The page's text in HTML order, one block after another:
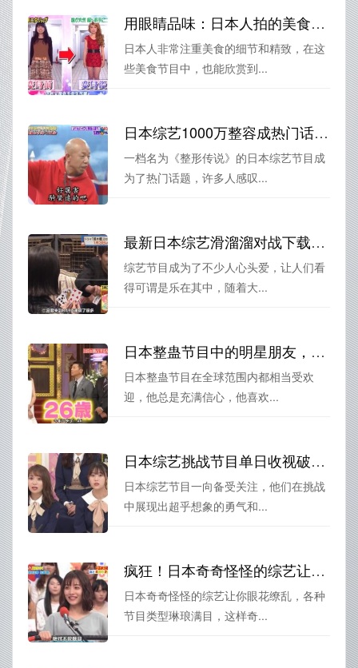
用眼睛品味：日本人拍的美食节目中的精美视觉效果
日本人非常注重美食的细节和精致，在这
些美食节目中，也能欣赏到...
日本综艺1000万整容成热门话题 身处其中竟是怎样一种感受？
一档名为《整形传说》的日本综艺节目成
为了热门话题，许多人感叹...
最新日本综艺滑溜溜对战下载大全
综艺节目成为了不少人心头爱，让人们看
得可谓是乐在其中，随着大...
日本整蛊节目中的明星朋友，你知道他们最喜欢干什么吗？
日本整蛊节目在全球范围内都相当受欢
迎，他总是充满信心，他喜欢...
日本综艺挑战节目单日收视破纪录，恶搞风靡全球
日本综艺节目一向备受关注，他们在挑战
中展现出超乎想象的勇气和...
疯狂！日本奇奇怪怪的综艺让你眼花缭乱
日本奇奇怪怪的综艺让你眼花缭乱，各种
节目类型琳琅满目，这样奇...